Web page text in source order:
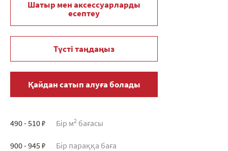
Шатыр мен аксессуарларды
есептеу
Түсті таңдаңыз
Қайдан сатып алуға болады
490 - 510 ₽ Бір м2 бағасы
900 - 945 ₽ Бір параққа баға